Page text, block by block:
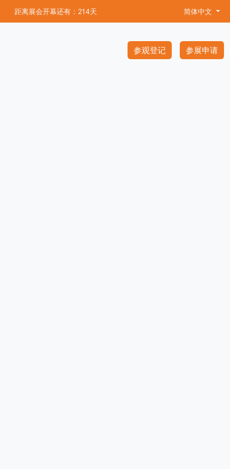
距离展会开幕还有：214天 简体中文
参观登记 参展申请